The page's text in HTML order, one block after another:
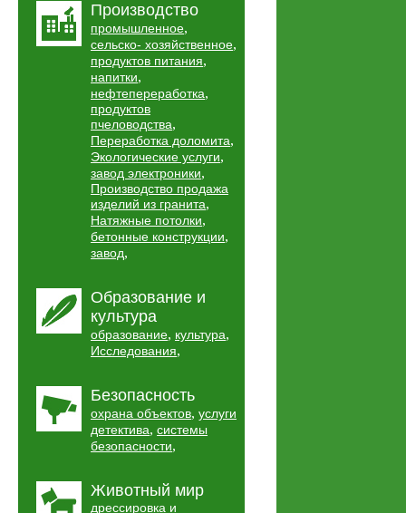
Производство
промышленное,
сельско- хозяйственное,
продуктов питания,
напитки,
нефтепереработка,
продуктов
пчеловодства,
Переработка доломита,
Экологические услуги,
завод электроники,
Производство продажа
изделий из гранита,
Натяжные потолки,
бетонные конструкции,
завод,
Образование и
культура
образование, культура,
Исследования,
Безопасность
охрана объектов, услуги
детектива, системы
безопасности,
Животный мир
дрессировка и